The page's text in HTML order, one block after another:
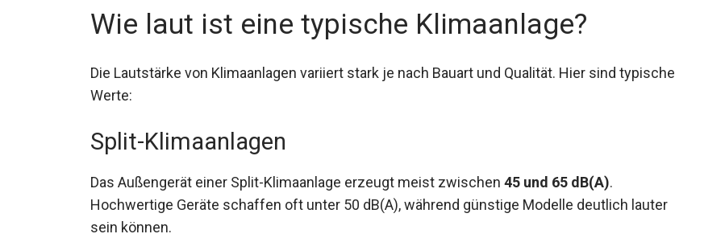
Wie laut ist eine typische Klimaanlage?
Die Lautstärke von Klimaanlagen variiert stark je nach Bauart und Qualität. Hier sind typische
Werte:
Split-Klimaanlagen
Das Außengerät einer Split-Klimaanlage erzeugt meist zwischen 45 und 65 dB(A).
Hochwertige Geräte schaffen oft unter 50 dB(A), während günstige Modelle deutlich lauter
sein können.